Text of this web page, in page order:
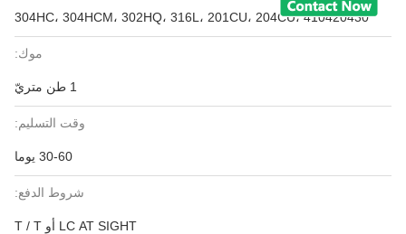
304HC، 304HCM، 302HQ، 316L، 201CU، 204CU، 410420430
موك:
وقت التسليم:
30-60 يوما
شروط الدفع:
LC AT SIGHT أو T / T